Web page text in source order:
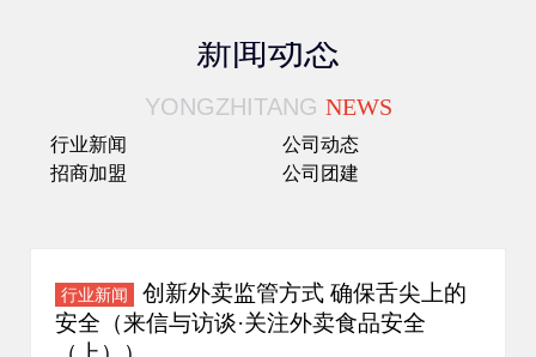
新闻动态
YONGZHITANG NEWS
行业新闻
公司动态
招商加盟
公司团建
行业新闻
创新外卖监管方式 确保舌尖上的
安全（来信与访谈·关注外卖食品安全